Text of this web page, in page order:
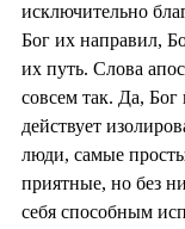
исключительно
Бог их направил,
их путь. Слова
совсем так. Да,
действует
люди, самые
приятные, но без
себя способным